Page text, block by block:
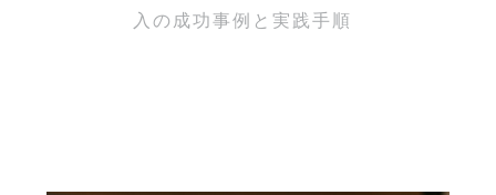
入の成功事例と実践手順